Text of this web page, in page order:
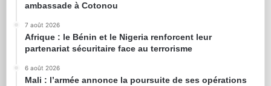
ambassade à Cotonou
7 août 2026
Afrique : le Bénin et le Nigeria renforcent leur
partenariat sécuritaire face au terrorisme
6 août 2026
Mali : l’armée annonce la poursuite de ses opérations